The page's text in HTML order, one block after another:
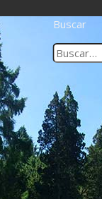
Buscar